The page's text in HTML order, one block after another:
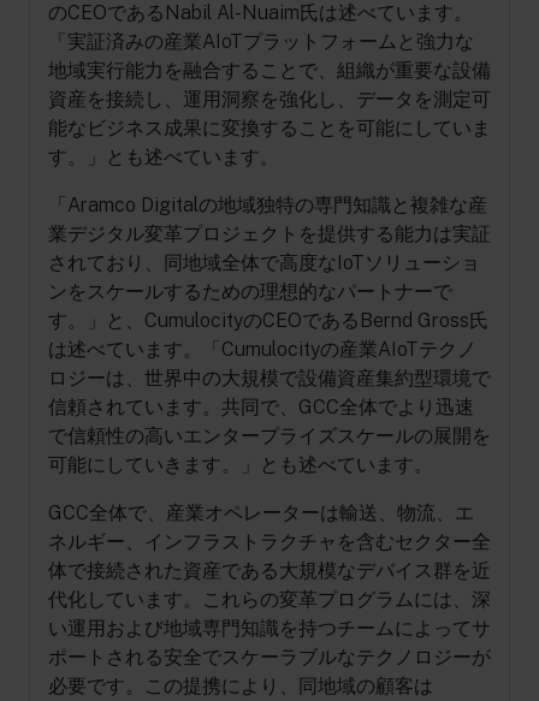
のCEOであるNabil Al-Nuaim氏は述べています。
「実証済みの産業AIoTプラットフォームと強力な
地域実行能力を融合することで、組織が重要な設備
資産を接続し、運用洞察を強化し、データを測定可
能なビジネス成果に変換することを可能にしていま
す。」とも述べています。
「Aramco Digitalの地域独特の専門知識と複雑な産
業デジタル変革プロジェクトを提供する能力は実証
されており、同地域全体で高度なIoTソリューショ
ンをスケールするための理想的なパートナーで
す。」と、CumulocityのCEOであるBernd Gross氏
は述べています。「Cumulocityの産業AIoTテクノ
ロジーは、世界中の大規模で設備資産集約型環境で
信頼されています。共同で、GCC全体でより迅速
で信頼性の高いエンタープライズスケールの展開を
可能にしていきます。」とも述べています。
GCC全体で、産業オペレーターは輸送、物流、エ
ネルギー、インフラストラクチャを含むセクター全
体で接続された資産である大規模なデバイス群を近
代化しています。これらの変革プログラムには、深
い運用および地域専門知識を持つチームによってサ
ポートされる安全でスケーラブルなテクノロジーが
必要です。この提携により、同地域の顧客は